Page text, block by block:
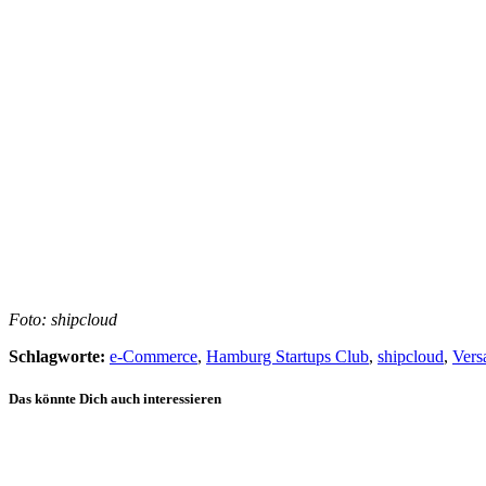
Foto: shipcloud
Schlagworte: e-Commerce, Hamburg Startups Club, shipcloud,
Das könnte Dich auch interessieren